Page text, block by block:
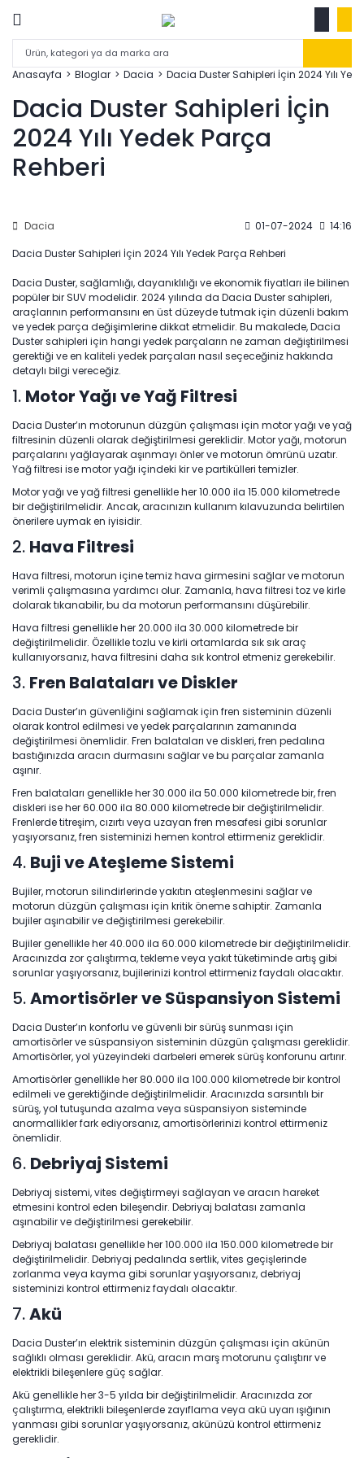
Anasayfa Bloglar Dacia Dacia Duster Sahipleri İçin 2024 Yılı
Dacia Duster Sahipleri İçin
2024 Yılı Yedek Parça
Rehberi
Dacia 01-07-2024
14:16
Dacia Duster Sahipleri İçin 2024 Yılı Yedek Parça Rehberi
Dacia Duster, sağlamlığı, dayanıklılığı ve ekonomik fiyatları ile bilinen
popüler bir SUV modelidir. 2024 yılında da Dacia Duster sahipleri,
araçlarının performansını en üst düzeyde tutmak için düzenli bakım
ve yedek parça değişimlerine dikkat etmelidir. Bu makalede, Dacia
Duster sahipleri için hangi yedek parçaların ne zaman değiştirilmesi
gerektiği ve en kaliteli yedek parçaları nasıl seçeceğiniz hakkında
detaylı bilgi vereceğiz.
1. Motor Yağı ve Yağ Filtresi
Dacia Duster’ın motorunun düzgün çalışması için motor yağı ve yağ
filtresinin düzenli olarak değiştirilmesi gereklidir. Motor yağı, motorun
parçalarını yağlayarak aşınmayı önler ve motorun ömrünü uzatır.
Yağ filtresi ise motor yağı içindeki kir ve partikülleri temizler.
Motor yağı ve yağ filtresi genellikle her 10.000 ila 15.000 kilometrede
bir değiştirilmelidir. Ancak, aracınızın kullanım kılavuzunda belirtilen
önerilere uymak en iyisidir.
2. Hava Filtresi
Hava filtresi, motorun içine temiz hava girmesini sağlar ve motorun
verimli çalışmasına yardımcı olur. Zamanla, hava filtresi toz ve kirle
dolarak tıkanabilir, bu da motorun performansını düşürebilir.
Hava filtresi genellikle her 20.000 ila 30.000 kilometrede bir
değiştirilmelidir. Özellikle tozlu ve kirli ortamlarda sık sık araç
kullanıyorsanız, hava filtresini daha sık kontrol etmeniz gerekebilir.
3. Fren Balataları ve Diskler
Dacia Duster’ın güvenliğini sağlamak için fren sisteminin düzenli
olarak kontrol edilmesi ve yedek parçalarının zamanında
değiştirilmesi önemlidir. Fren balataları ve diskleri, fren pedalına
bastığınızda aracın durmasını sağlar ve bu parçalar zamanla
aşınır.
Fren balataları genellikle her 30.000 ila 50.000 kilometrede bir, fren
diskleri ise her 60.000 ila 80.000 kilometrede bir değiştirilmelidir.
Frenlerde titreşim, cızırtı veya uzayan fren mesafesi gibi sorunlar
yaşıyorsanız, fren sisteminizi hemen kontrol ettirmeniz gereklidir.
4. Buji ve Ateşleme Sistemi
Bujiler, motorun silindirlerinde yakıtın ateşlenmesini sağlar ve
motorun düzgün çalışması için kritik öneme sahiptir. Zamanla
bujiler aşınabilir ve değiştirilmesi gerekebilir.
Bujiler genellikle her 40.000 ila 60.000 kilometrede bir değiştirilmelidir.
Aracınızda zor çalıştırma, tekleme veya yakıt tüketiminde artış gibi
sorunlar yaşıyorsanız, bujilerinizi kontrol ettirmeniz faydalı olacaktır.
5.Amortisörler ve Süspansiyon Sistemi
Dacia Duster’ın konforlu ve güvenli bir sürüş sunması için
amortisörler ve süspansiyon sisteminin düzgün çalışması gereklidir.
Amortisörler, yol yüzeyindeki darbeleri emerek sürüş konforunu artırır.
Amortisörler genellikle her 80.000 ila 100.000 kilometrede bir kontrol
edilmeli ve gerektiğinde değiştirilmelidir. Aracınızda sarsıntılı bir
sürüş, yol tutuşunda azalma veya süspansiyon sisteminde
anormallikler fark ediyorsanız, amortisörlerinizi kontrol ettirmeniz
önemlidir.
6. Debriyaj Sistemi
Debriyaj sistemi, vites değiştirmeyi sağlayan ve aracın hareket
etmesini kontrol eden bileşendir. Debriyaj balatası zamanla
aşınabilir ve değiştirilmesi gerekebilir.
Debriyaj balatası genellikle her 100.000 ila 150.000 kilometrede bir
değiştirilmelidir. Debriyaj pedalında sertlik, vites geçişlerinde
zorlanma veya kayma gibi sorunlar yaşıyorsanız, debriyaj
sisteminizi kontrol ettirmeniz faydalı olacaktır.
7.Akü
Dacia Duster’ın elektrik sisteminin düzgün çalışması için akünün
sağlıklı olması gereklidir. Akü, aracın marş motorunu çalıştırır ve
elektrikli bileşenlere güç sağlar.
Akü genellikle her 3-5 yılda bir değiştirilmelidir. Aracınızda zor
çalıştırma, elektrikli bileşenlerde zayıflama veya akü uyarı ışığının
yanması gibi sorunlar yaşıyorsanız, akünüzü kontrol ettirmeniz
gereklidir.